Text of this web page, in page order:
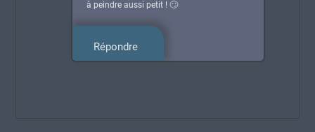
à peindre aussi petit ! 🙄
Répondre